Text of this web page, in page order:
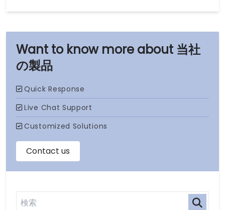
当社
の製品